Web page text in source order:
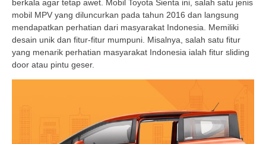
berkala agar tetap awet. Mobil Toyota Sienta ini, salah satu jenis
mobil MPV yang diluncurkan pada tahun 2016 dan langsung
mendapatkan perhatian dari masyarakat Indonesia. Memiliki
desain unik dan fitur-fitur mumpuni. Misalnya, salah satu fitur
yang menarik perhatian masyarakat Indonesia ialah fitur sliding
door atau pintu geser.